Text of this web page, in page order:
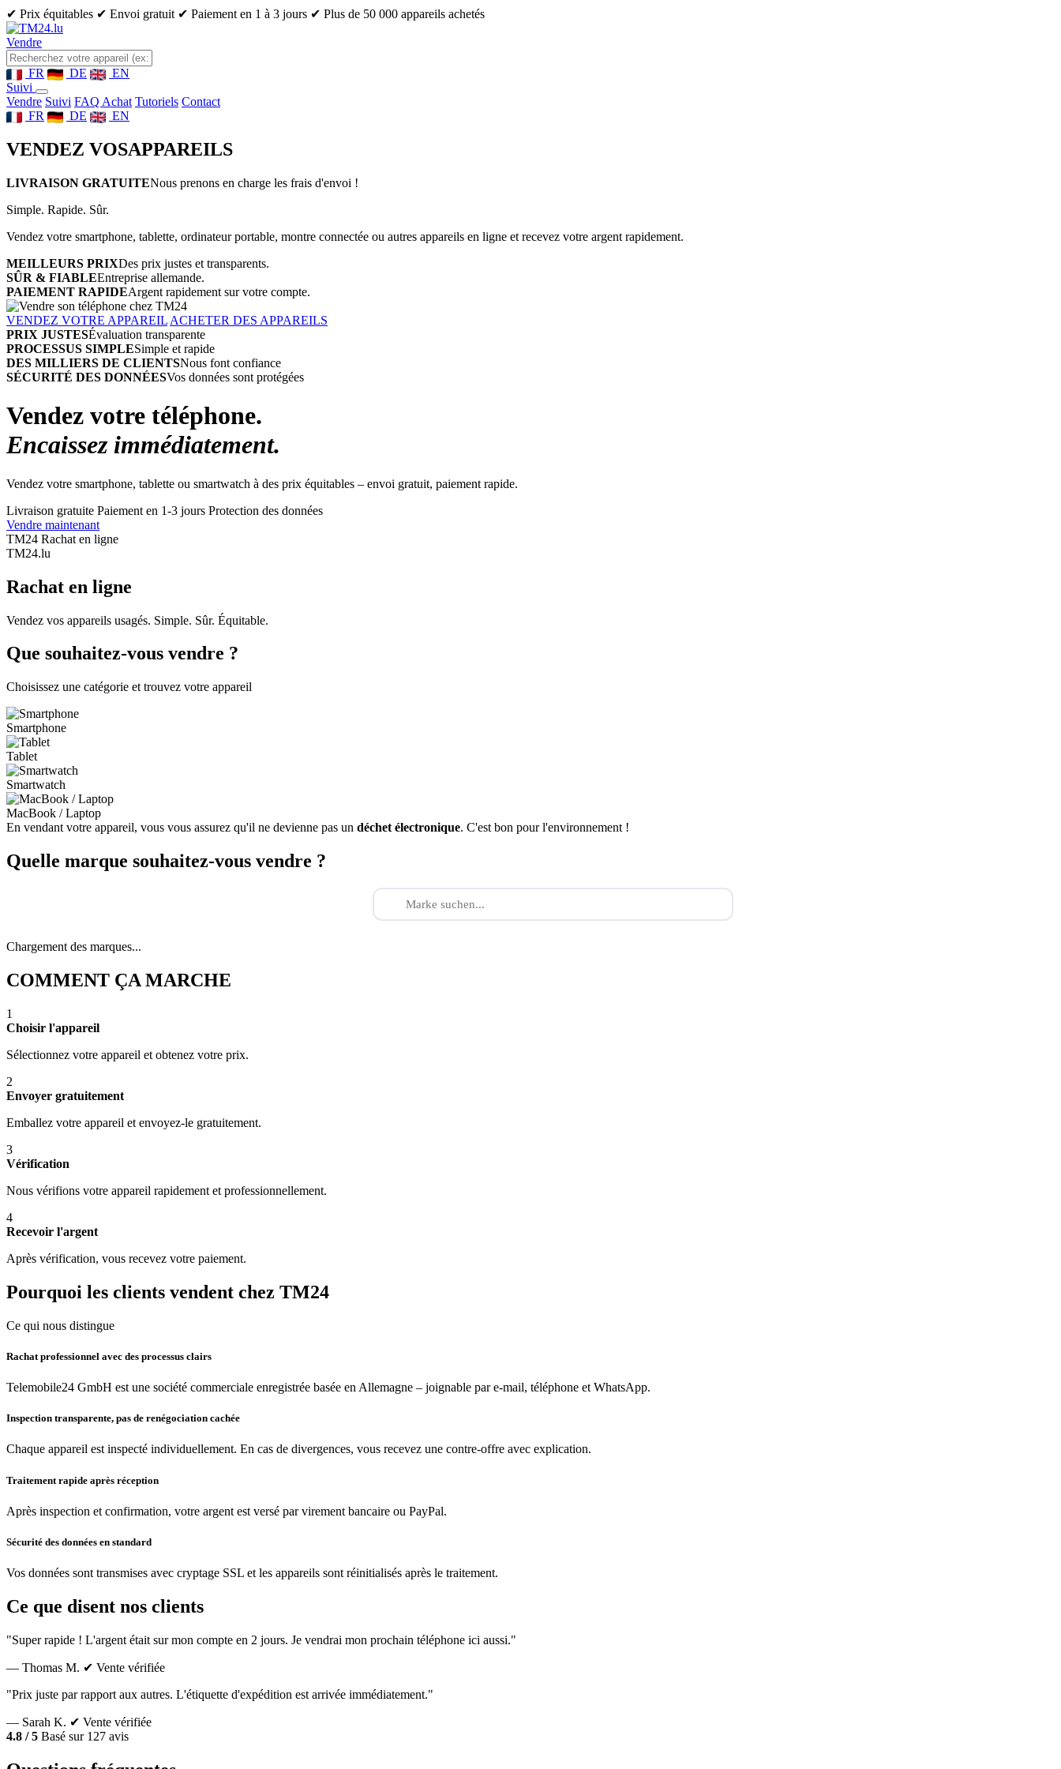
✔ Prix équitables ✔ Envoi gratuit ✔ Paiement en 1 à 3 jours ✔ Plus de 50 000 appareils achetés
Vendre
FR DE
EN
Suivi
Vendre Suivi FAQ Achat Tutoriels Contact
FR
DE EN
VENDEZ VOSAPPAREILS
LIVRAISON GRATUITENous prenons en charge les frais d'envoi !
Simple. Rapide. Sûr.
Vendez votre smartphone, tablette, ordinateur portable, montre connectée ou autres appareils en ligne et recevez votre argent rapidement.
MEILLEURS PRIXDes prix justes et transparents.
SÛR & FIABLEEntreprise allemande.
PAIEMENT RAPIDEArgent rapidement sur votre compte.
VENDEZ VOTRE APPAREIL ACHETER DES APPAREILS
PRIX JUSTESÉvaluation transparente
PROCESSUS SIMPLESimple et rapide
DES MILLIERS DE CLIENTSNous font confiance
SÉCURITÉ DES DONNÉESVos données sont protégées
Vendez votre téléphone.
Encaissez immédiatement.
Vendez votre smartphone, tablette ou smartwatch à des prix équitables – envoi gratuit, paiement rapide.
Livraison gratuite Paiement en 1-3 jours Protection des données
Vendre maintenant
TM24 Rachat en ligne
TM24.lu
Rachat en ligne
Vendez vos appareils usagés. Simple. Sûr. Équitable.
Que souhaitez-vous vendre ?
Choisissez une catégorie et trouvez votre appareil
Smartphone
Tablet
Smartwatch
MacBook / Laptop
En vendant votre appareil, vous vous assurez qu'il ne devienne pas un déchet électronique. C'est bon pour l'environnement !
Quelle marque souhaitez-vous vendre ?
Chargement des marques...
COMMENT ÇA MARCHE
1
Choisir l'appareil
Sélectionnez votre appareil et obtenez votre prix.
2
Envoyer gratuitement
Emballez votre appareil et envoyez-le gratuitement.
3
Vérification
Nous vérifions votre appareil rapidement et professionnellement.
4
Recevoir l'argent
Après vérification, vous recevez votre paiement.
Pourquoi les clients vendent chez TM24
Ce qui nous distingue
Rachat professionnel avec des processus clairs
Telemobile24 GmbH est une société commerciale enregistrée basée en Allemagne – joignable par e-mail, téléphone et WhatsApp.
Inspection transparente, pas de renégociation cachée
Chaque appareil est inspecté individuellement. En cas de divergences, vous recevez une contre-offre avec explication.
Traitement rapide après réception
Après inspection et confirmation, votre argent est versé par virement bancaire ou PayPal.
Sécurité des données en standard
Vos données sont transmises avec cryptage SSL et les appareils sont réinitialisés après le traitement.
Ce que disent nos clients
"Super rapide ! L'argent était sur mon compte en 2 jours. Je vendrai mon prochain téléphone ici aussi."
— Thomas M. ✔ Vente vérifiée
"Prix juste par rapport aux autres. L'étiquette d'expédition est arrivée immédiatement."
— Sarah K. ✔ Vente vérifiée
4.8 / 5 Basé sur 127 avis